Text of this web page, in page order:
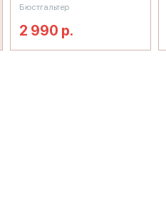
Бюстгальтер
2 990 р.